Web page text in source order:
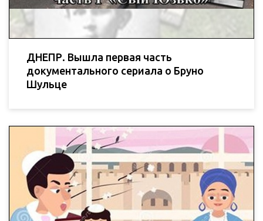
ДНЕПР. Вышла первая часть
документального сериала о Бруно
Шульце